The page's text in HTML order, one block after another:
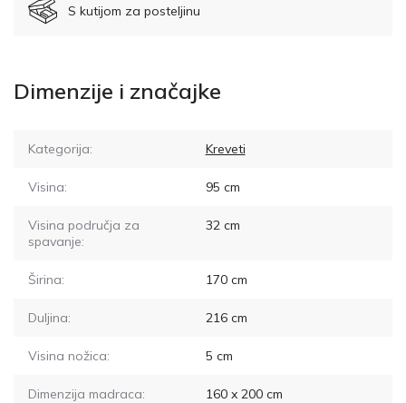
S kutijom za posteljinu
Dimenzije i značajke
Kategorija: Kreveti
Visina: 95 cm
Visina područja za
spavanje:
32cm
Širina: 170cm
Duljina: 216cm
Visina nožica: 5 cm
Dimenzija madraca: 160 x 200 cm